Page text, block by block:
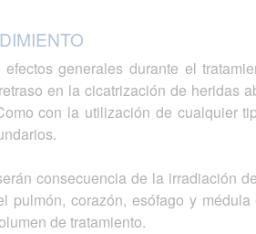
generales durante el
en la cicatrización de heridas
con la utilización de cualquier
consecuencia de la irradiación
pulmón, corazón, esófago y
de tratamiento.